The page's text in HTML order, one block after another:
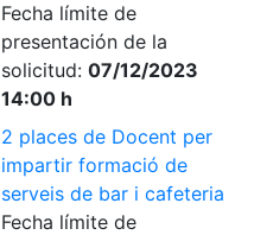
Fecha límite de
presentación de la
solicitud: 07/12/2023
14:00 h
2 places de Docent per
impartir formació de
serveis de bar i cafeteria
Fecha límite de